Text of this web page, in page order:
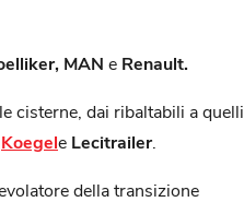
MAN e Renault.
cisterne, dai ribaltabili a quelli
Koegele Lecitrailer.
della transizione